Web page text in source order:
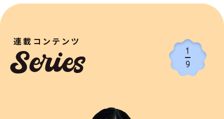
連載コンテンツ
Series
1
9